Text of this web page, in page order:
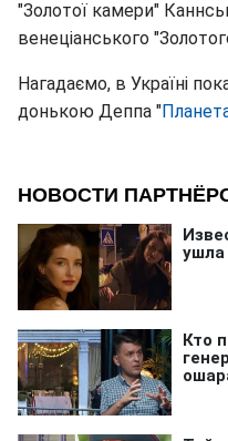
"Золотої камери"
венеціанського
Нагадаємо, в Україні
донькою Деппа "